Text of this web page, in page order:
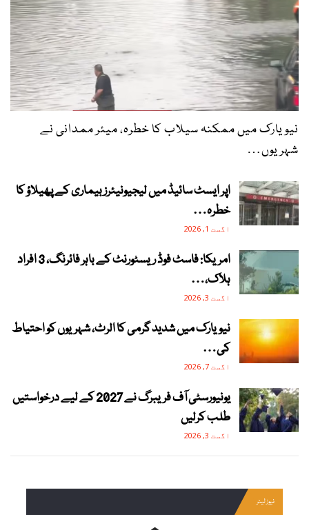
نیویارک میں ممکنہ سیلاب کا خطرہ، میئر ممدانی نے
شہریوں…
اپر ایسٹ سائیڈ میں لیجیونیئرز بیماری کے پھیلاؤ کا
خطرہ…
اگست 1, 2026
امریکا: فاسٹ فوڈ ریسٹورنٹ کے باہر فائرنگ، 3 افراد
ہلاک،…
اگست 3, 2026
نیویارک میں شدید گرمی کا الرٹ، شہریوں کو احتیاط
کی…
اگست 7, 2026
یونیورسٹی آف فریبرگ نے 2027 کے لیے درخواستیں
طلب کرلیں
اگست 3, 2026
نیوز لیٹر